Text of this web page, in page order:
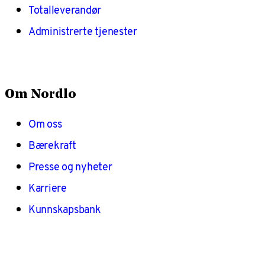
Totalleverandør
Administrerte tjenester
Om Nordlo
Om oss
Bærekraft
Presse og nyheter
Karriere
Kunnskapsbank